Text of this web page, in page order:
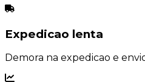
Expedicao lenta
Demora na expedicao e